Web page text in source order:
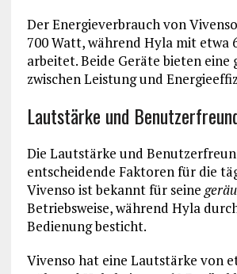
Der Energieverbrauch von
700 Watt, während Hyla mit etwa
arbeitet. Beide Geräte bieten eine
zwischen Leistung und
Lautstärke und
Die Lautstärke und
entscheidende Faktoren für die
Vivenso ist bekannt für seine
Betriebsweise, während Hyla
Bedienung besticht.
Vivenso hat eine Lautstärke von